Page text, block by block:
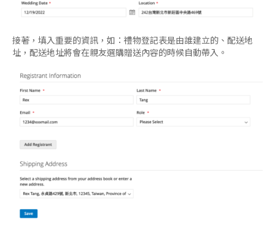
接著，填入重要的資訊，如：禮物登記表是由誰建立的、配送地
址，配送地址將會在親友選購贈送內容的時候自動帶入。